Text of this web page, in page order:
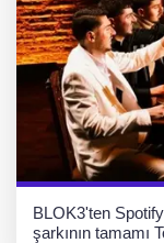
BLOK3'ten
şarkının tamamı